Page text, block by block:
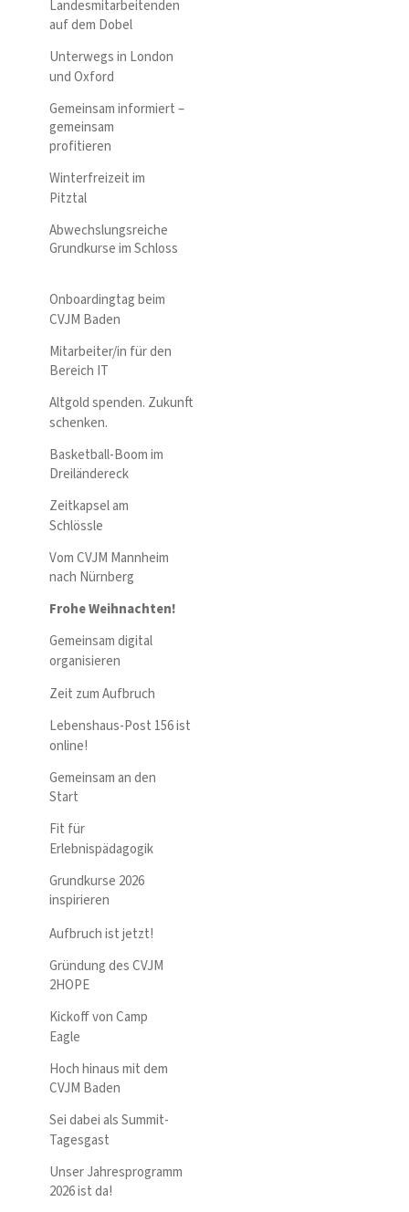
Landesmitarbeitenden
auf dem Dobel
Unterwegs in London
und Oxford
Gemeinsam informiert –
gemeinsam
profitieren
Winterfreizeit im
Pitztal
Abwechslungsreiche
Grundkurse im Schloss
Onboardingtag beim
CVJM Baden
Mitarbeiter/in für den
Bereich IT
Altgold spenden. Zukunft
schenken.
Basketball-Boom im
Dreiländereck
Zeitkapsel am
Schlössle
Vom CVJM Mannheim
nach Nürnberg
Frohe Weihnachten!
Gemeinsam digital
organisieren
Zeit zum Aufbruch
Lebenshaus-Post 156 ist
online!
Gemeinsam an den
Start
Fit für
Erlebnispädagogik
Grundkurse 2026
inspirieren
Aufbruch ist jetzt!
Gründung des CVJM
2HOPE
Kickoff von Camp
Eagle
Hoch hinaus mit dem
CVJM Baden
Sei dabei als Summit-
Tagesgast
Unser Jahresprogramm
2026 ist da!